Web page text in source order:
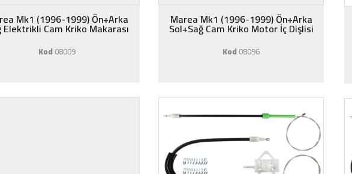
Mk1 (1996-1999) Ön+Arka
Elektrikli Cam Kriko Makarası
Kod08009
Marea Mk1 (1996-1999) Ön+Arka
Sol+Sağ Cam Kriko Motor İç Dişlisi
Kod08096